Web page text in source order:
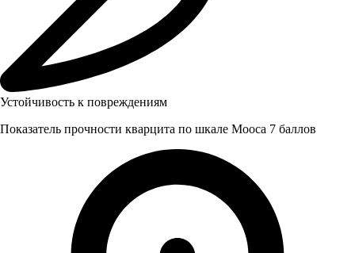
Устойчивость к повреждениям
Показатель прочности кварцита по шкале Мооса 7 баллов